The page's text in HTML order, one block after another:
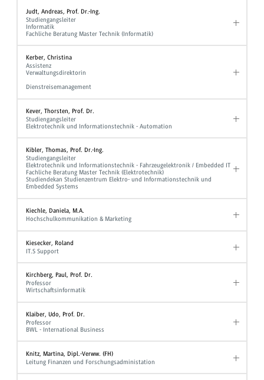
Judt, Andreas, Prof. Dr.-Ing.
Studiengangsleiter
Informatik
Fachliche Beratung Master Technik (Informatik)
Kerber, Christina
Assistenz
Verwaltungsdirektorin
Dienstreisemanagement
Kever, Thorsten, Prof. Dr.
Studiengangsleiter
Elektrotechnik und Informationstechnik - Automation
Kibler, Thomas, Prof. Dr.-Ing.
Studiengangsleiter
Elektrotechnik und Informationstechnik - Fahrzeugelektronik / Embedded IT
Fachliche Beratung Master Technik (Elektrotechnik)
Studiendekan Studienzentrum Elektro- und Informationstechnik und
Embedded Systems
Kiechle, Daniela, M.A.
Hochschulkommunikation & Marketing
Kiesecker, Roland
IT.S Support
Kirchberg, Paul, Prof. Dr.
Professor
Wirtschaftsinformatik
Klaiber, Udo, Prof. Dr.
Professor
BWL - International Business
Knitz, Martina, Dipl.-Verww. (FH)
Leitung Finanzen und Forschungsadministation